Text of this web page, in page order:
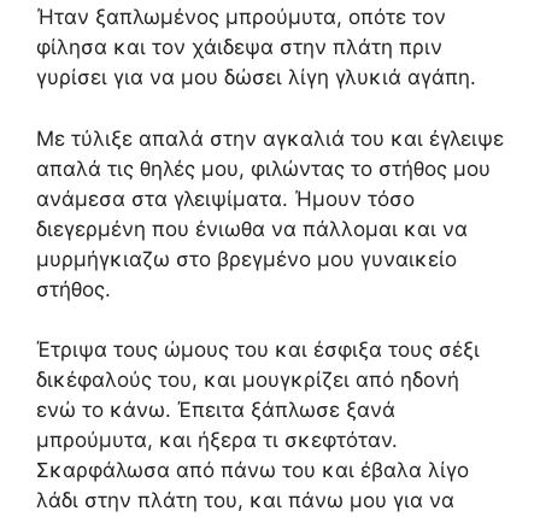
Ήταν ξαπλωμένος μπρούμυτα, οπότε τον
φίλησα και τον χάιδεψα στην πλάτη πριν
γυρίσει για να μου δώσει λίγη γλυκιά αγάπη.
Με τύλιξε απαλά στην αγκαλιά του και έγλειψε
απαλά τις θηλές μου, φιλώντας το στήθος μου
ανάμεσα στα γλειψίματα. Ήμουν τόσο
διεγερμένη που ένιωθα να πάλλομαι και να
μυρμήγκιαζω στο βρεγμένο μου γυναικείο
στήθος.
Έτριψα τους ώμους του και έσφιξα τους σέξι
δικέφαλούς του, και μουγκρίζει από ηδονή
ενώ το κάνω. Έπειτα ξάπλωσε ξανά
μπρούμυτα, και ήξερα τι σκεφτόταν.
Σκαρφάλωσα από πάνω του και έβαλα λίγο
λάδι στην πλάτη του, και πάνω μου για να